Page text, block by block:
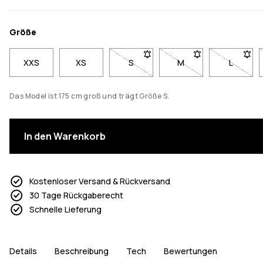
Größe
XXS XS S- Größe S nicht verfügbar. Klicke,
M- Größe M nicht
L- Größe
Das Model ist 175 cm groß und trägt Größe S.
In den Warenkorb
Kostenloser Versand & Rückversand
30 Tage Rückgaberecht
Schnelle Lieferung
Details Beschreibung Tech Bewertungen